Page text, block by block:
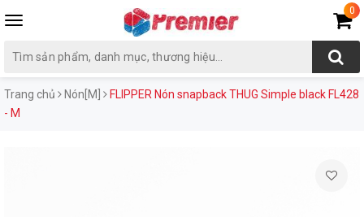
Toggle
0
Trang chủ Nón[M]
FLIPPER Nón snapback THUG Simple black FL428
- M